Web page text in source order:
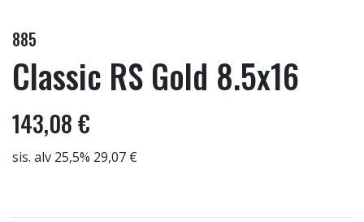
885
Classic RS Gold 8.5x16
143,08 €
sis. alv 25,5% 29,07 €